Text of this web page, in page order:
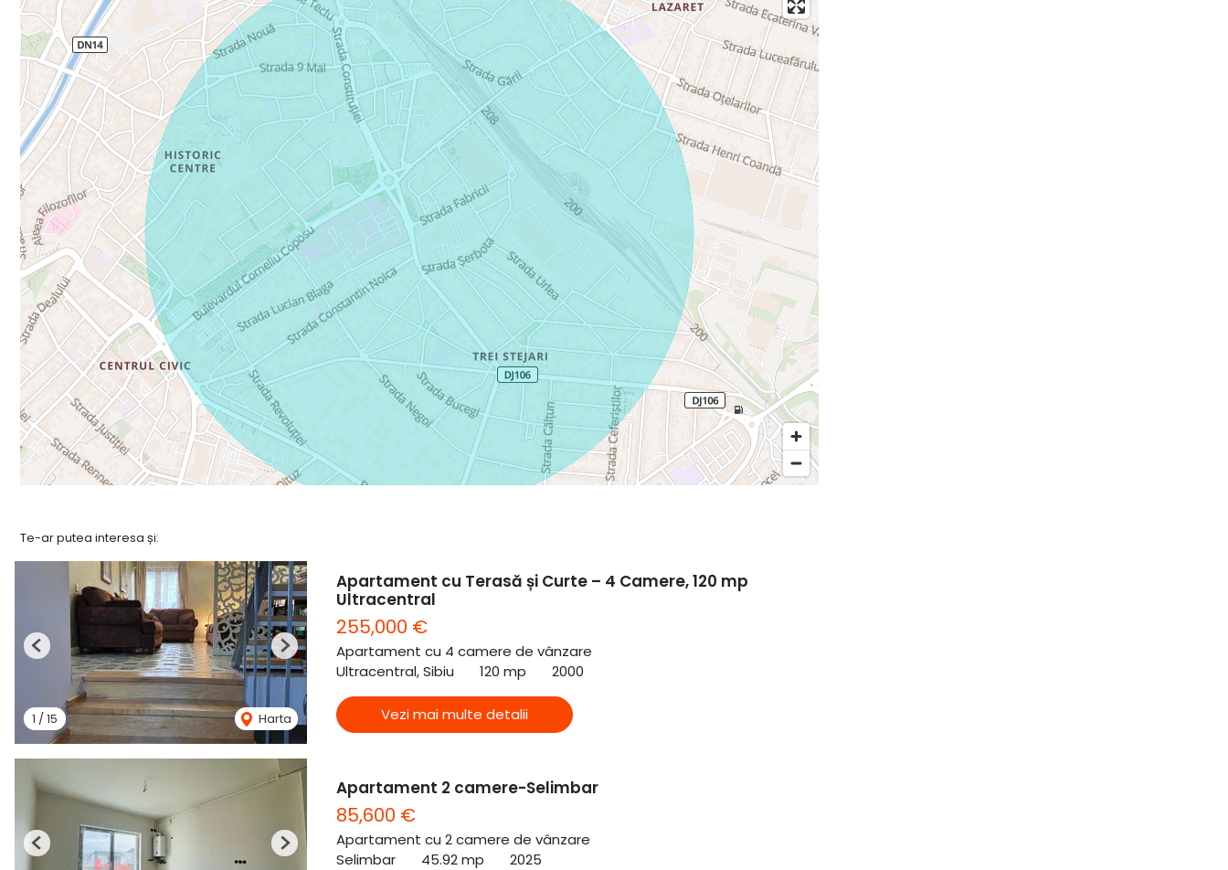
Te-ar putea interesa și:
1 /15 Harta
Previous Next
Apartament cu Terasă și Curte – 4 Camere, 120 mp
Ultracentral
255,000 €
Apartament cu 4 camere de vânzare
Ultracentral, Sibiu
120 mp 2000
Vezi mai multe detalii
Previous Next
Apartament 2 camere-Selimbar
85,600 €
Apartament cu 2 camere de vânzare
Selimbar
45.92 mp 2025